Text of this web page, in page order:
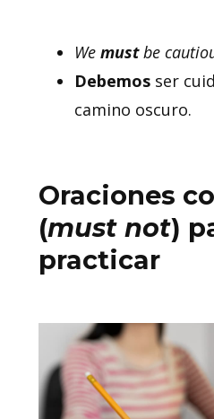
We mustbe
Debemosser
camino oscuro.
Oraciones
(must not)
practicar